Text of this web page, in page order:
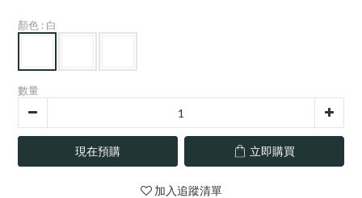
顏色 : 白
數量
現在預購 立即購買
加入追蹤清單